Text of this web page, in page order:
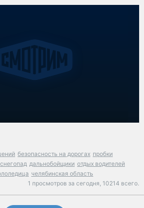
безопасность на дорогах пробки
снегопад дальнобойщики отдых водителей
челябинская область
1 просмотров за сегодня, 10214 всего.